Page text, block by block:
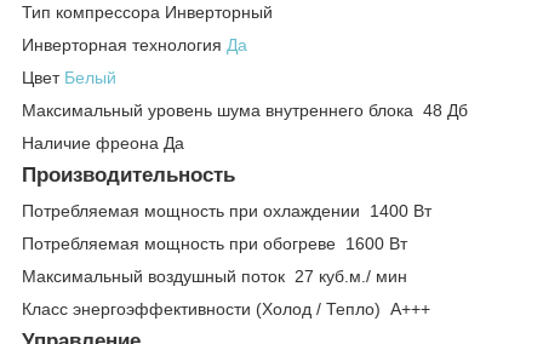
Тип компрессора Инверторный
Инверторная технология Да
Цвет Белый
Максимальный уровень шума внутреннего блока 48 Дб
Наличие фреона Да
Производительность
Потребляемая мощность при охлаждении 1400 Вт
Потребляемая мощность при обогреве 1600 Вт
Максимальный воздушный поток 27 куб.м./ мин
Класс энергоэффективности (Холод / Тепло) A+++